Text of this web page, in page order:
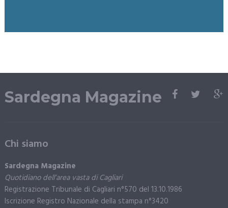
Sardegna Magazine
Chi siamo
Sardegna Magazine
Quotidiano dell’area vasta di Cagliari
Registrazione Tribunale di Cagliari n°570 del 13.10.1986
Iscrizione Registro Nazionale della stampa n°3420